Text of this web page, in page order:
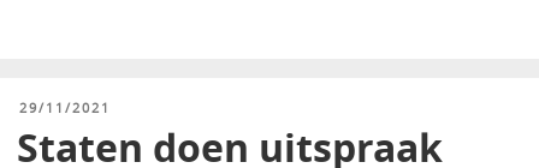
GEPLAATST
29/11/2021
Staten doen uitspraak